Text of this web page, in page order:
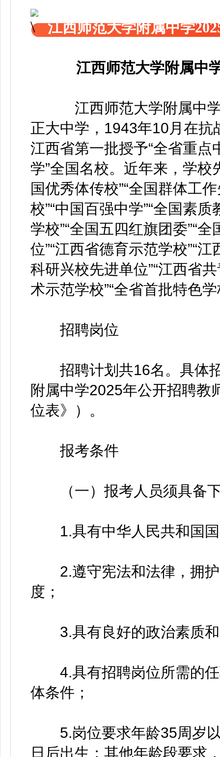
江西师范大学附属中学
江西师范大学附属中
江西师范大学附属中学
正大中学，1943年10月在
江西省第一批授予“全省重点
学”全国名校。近年来，学校
国优秀体传校”“全国群体工
校”“中国百强中学”“全国素
学校”“全国五四红旗团委”“
位”“江西省德育示范学校”“
科研兴校先进单位”“江西省
术示范学校”“全省首批特色
招聘岗位
招聘计划共16名。具体招
附属中学2025年公开招聘教
位表》）。
报考条件
（一）报考人员须具备
1.具有中华人民共和国国
2.遵守宪法和法律，拥护
度；
3.具有良好的政治素质和
4.具有招聘岗位所需的任
体条件；
5.岗位要求年龄35周岁以
日后出生；其他年龄段要求